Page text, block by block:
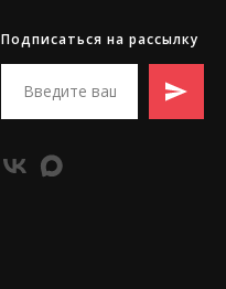
Подписаться на рассылку